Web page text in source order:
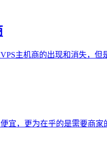
主机商的出现和消失，
宜，更为在乎的是需要商